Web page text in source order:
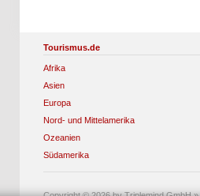
Tourismus.de
Afrika
Asien
Europa
Nord- und Mittelamerika
Ozeanien
Südamerika